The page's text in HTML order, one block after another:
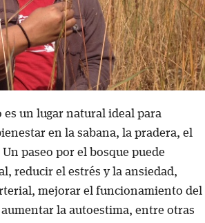
es un lugar natural ideal para
en la sabana, la pradera, el
paseo por el bosque puede
reducir el estrés y la ansiedad,
mejorar el funcionamiento del
la autoestima, entre otras